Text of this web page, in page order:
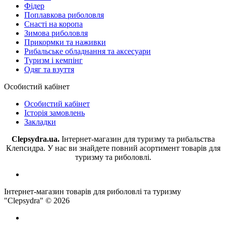
Фідер
Поплавкова риболовля
Снасті на коропа
Зимова риболовля
Прикормки та наживки
Рибальське обладнання та аксесуари
Туризм і кемпінг
Одяг та взуття
Особистий кабінет
Особистий кабінет
Історія замовлень
Закладки
Clepsydra.ua. Інтернет-магазин для туризму та рибальства
Клепсидра. У нас ви знайдете повний асортимент товарів для
туризму та риболовлі.
Інтернет-магазин товарів для риболовлі та туризму
"Clepsydra" © 2026